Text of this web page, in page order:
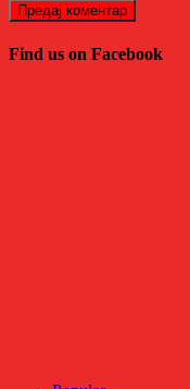
Find us on Facebook